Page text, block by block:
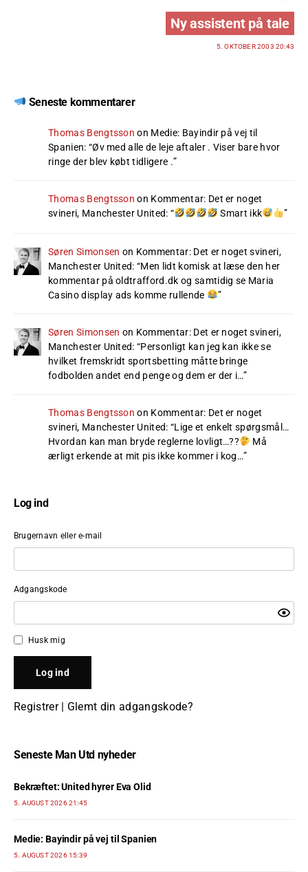
Ny assistent på tale
5. OKTOBER 2003 20:43
Seneste kommentarer
Thomas Bengtsson on Medie: Bayindir på vej til
Spanien: “Øv med alle de leje aftaler . Viser bare hvor
ringe der blev købt tidligere .”
Thomas Bengtsson on Kommentar: Det er noget
svineri, Manchester United: “ Smart ikk ”
Søren Simonsen on Kommentar: Det er noget svineri,
Manchester United: “Men lidt komisk at læse den her
kommentar på oldtrafford.dk og samtidig se Maria
Casino display ads komme rullende
”
Søren Simonsen on Kommentar: Det er noget svineri,
Manchester United: “Personligt kan jeg kan ikke se
hvilket fremskridt sportsbetting måtte bringe
fodbolden andet end penge og dem er der i…”
Thomas Bengtsson on Kommentar: Det er noget
svineri, Manchester United: “Lige et enkelt spørgsmål…
Hvordan kan man bryde reglerne lovligt…??
Må
ærligt erkende at mit pis ikke kommer i kog…”
Log ind
Brugernavn eller e-mail
Adgangskode
Husk mig
Registrer| Glemt din adgangskode?
Seneste Man Utd nyheder
Bekræftet: United hyrer Eva Olid
5. AUGUST 2026 21:45
Medie: Bayindir på vej til Spanien
5. AUGUST 2026 15:39